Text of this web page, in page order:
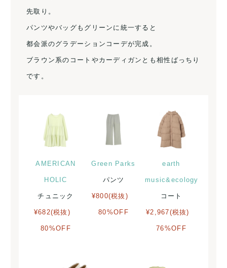
先取り。
パンツやバッグもグリーンに統一すると
都会派のグラデーションコーデが完成。
ブラウン系のコートやカーディガンとも相性ばっちり
です。
AMERICAN
HOLIC
チュニック
¥682(税抜)
80%OFF
Green Parks
パンツ
¥800(税抜)
80%OFF
earth
music&ecology
コート
¥2,967(税抜)
76%OFF